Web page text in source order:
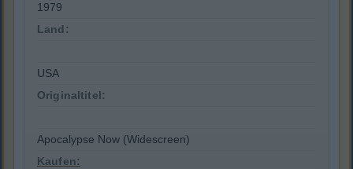
1979
Land:
USA
Originaltitel:
Apocalypse Now (Widescreen)
Kaufen: